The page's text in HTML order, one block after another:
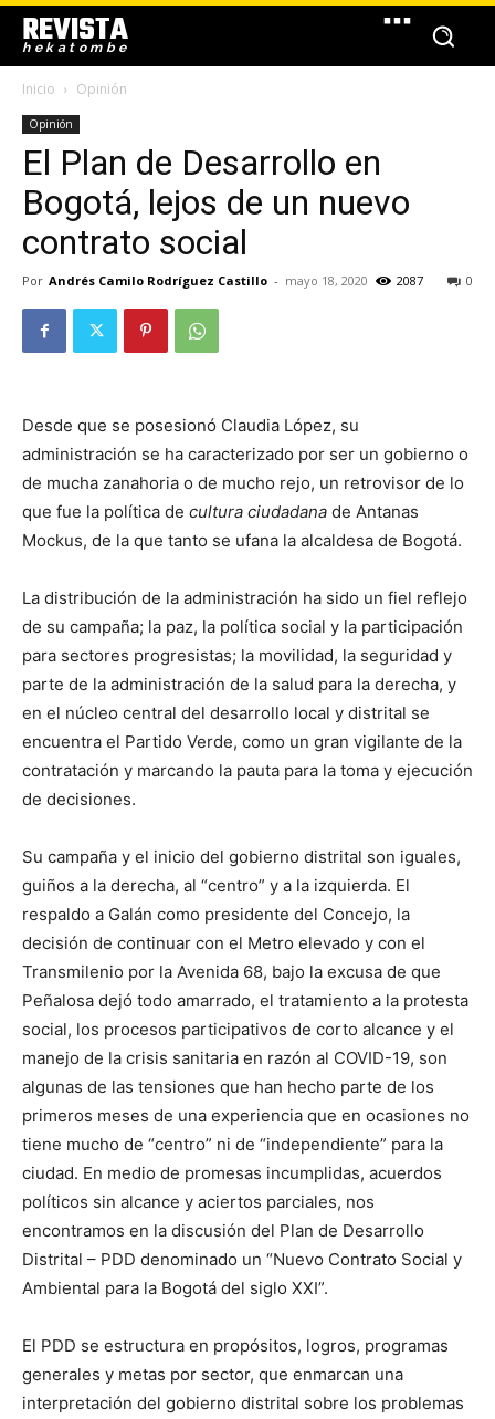
REVISTA
hekatombe
Inicio Opinión
Opinión
El Plan de Desarrollo en
Bogotá, lejos de un nuevo
contrato social
Por Andrés Camilo Rodríguez Castillo - mayo 18, 2020 0
2087
Desde que se posesionó Claudia López, su
administración se ha caracterizado por ser un gobierno o
de mucha zanahoria o de mucho rejo, un retrovisor de lo
que fue la política de cultura ciudadana de Antanas
Mockus, de la que tanto se ufana la alcaldesa de Bogotá.
La distribución de la administración ha sido un fiel reflejo
de su campaña; la paz, la política social y la participación
para sectores progresistas; la movilidad, la seguridad y
parte de la administración de la salud para la derecha, y
en el núcleo central del desarrollo local y distrital se
encuentra el Partido Verde, como un gran vigilante de la
contratación y marcando la pauta para la toma y ejecución
de decisiones.
Su campaña y el inicio del gobierno distrital son iguales,
guiños a la derecha, al “centro” y a la izquierda. El
respaldo a Galán como presidente del Concejo, la
decisión de continuar con el Metro elevado y con el
Transmilenio por la Avenida 68, bajo la excusa de que
Peñalosa dejó todo amarrado, el tratamiento a la protesta
social, los procesos participativos de corto alcance y el
manejo de la crisis sanitaria en razón al COVID-19, son
algunas de las tensiones que han hecho parte de los
primeros meses de una experiencia que en ocasiones no
tiene mucho de “centro” ni de “independiente” para la
ciudad. En medio de promesas incumplidas, acuerdos
políticos sin alcance y aciertos parciales, nos
encontramos en la discusión del Plan de Desarrollo
Distrital – PDD denominado un “Nuevo Contrato Social y
Ambiental para la Bogotá del siglo XXI”.
El PDD se estructura en propósitos, logros, programas
generales y metas por sector, que enmarcan una
interpretación del gobierno distrital sobre los problemas